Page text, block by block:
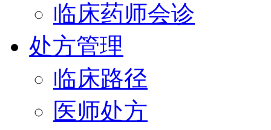
临床药师会诊
处方管理
临床路径
医师处方